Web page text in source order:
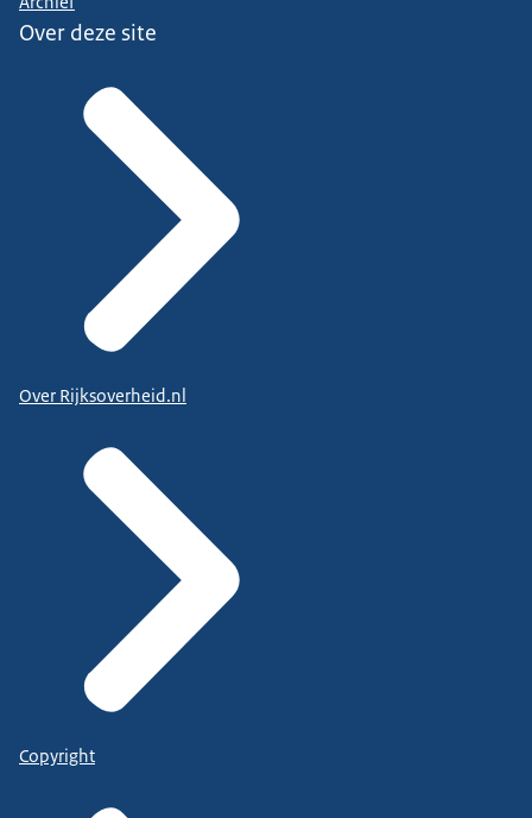
Over deze site
Over Rijksoverheid.nl
Copyright